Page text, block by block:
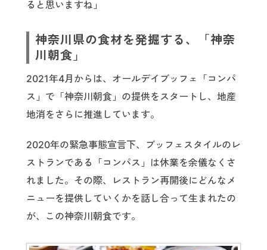
ると思いますね」
神奈川県の食材を発掘する、「神奈
川朝食」
2021年4月からは、オールデイブッフェ「コンパ
ス」で「神奈川朝食」の提供をスタートし、地産
地消をさらに推進しています。
2020年の緊急事態宣言下、ブッフェスタイルのレ
ストランである「コンパス」は休業を余儀なくさ
れました。その際、レストラン再開後にどんなメ
ニューを提供していくかを話し合って生まれたの
が、この神奈川朝食です。